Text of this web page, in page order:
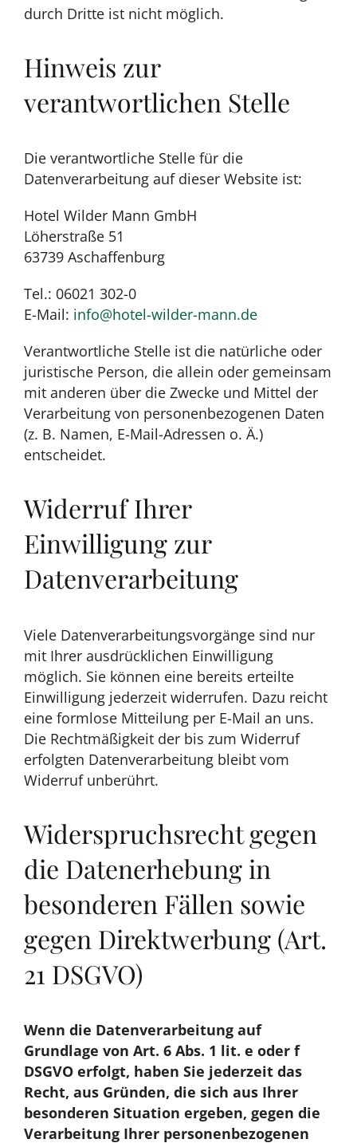
durch Dritte ist nicht möglich.
Hinweis zur
verantwortlichen Stelle
Die verantwortliche Stelle für die
Datenverarbeitung auf dieser Website ist:
Hotel Wilder Mann GmbH
Löherstraße 51
63739 Aschaffenburg
Tel.: 06021 302-0
E-Mail: info@hotel-wilder-mann.de
Verantwortliche Stelle ist die natürliche oder
juristische Person, die allein oder gemeinsam
mit anderen über die Zwecke und Mittel der
Verarbeitung von personenbezogenen Daten
(z. B. Namen, E-Mail-Adressen o. Ä.)
entscheidet.
Widerruf Ihrer
Einwilligung zur
Datenverarbeitung
Viele Datenverarbeitungsvorgänge sind nur
mit Ihrer ausdrücklichen Einwilligung
möglich. Sie können eine bereits erteilte
Einwilligung jederzeit widerrufen. Dazu reicht
eine formlose Mitteilung per E-Mail an uns.
Die Rechtmäßigkeit der bis zum Widerruf
erfolgten Datenverarbeitung bleibt vom
Widerruf unberührt.
Widerspruchsrecht gegen
die Datenerhebung in
besonderen Fällen sowie
gegen Direktwerbung (Art.
21 DSGVO)
Wenn die Datenverarbeitung auf
Grundlage von Art. 6 Abs. 1 lit. e oder f
DSGVO erfolgt, haben Sie jederzeit das
Recht, aus Gründen, die sich aus Ihrer
besonderen Situation ergeben, gegen die
Verarbeitung Ihrer personenbezogenen